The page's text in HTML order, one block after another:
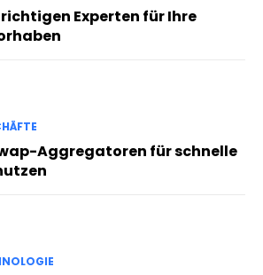
richtigen Experten für Ihre
Aggregatoren für schnelle